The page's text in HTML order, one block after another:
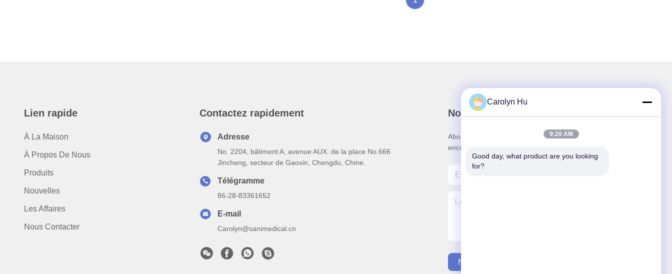
Lien rapide
À La Maison
À Propos De Nous
Produits
Nouvelles
Les Affaires
Nous Contacter
Contactez rapidement
Adresse
No. 2204, bâtiment A, avenue AUX. de la place No.666
Jincheng, secteur de Gaoxin, Chengdu, Chine.
Télégramme
86-28-83361652
E-mail
Carolyn@sanimedical.cn
Notre newsletter
Abonnez-vous à notre newsletter pour des réductions et plus
encore.
Nous Contacter
Carolyn Hu
9:20 AM
Good day, what product are you looking
for?